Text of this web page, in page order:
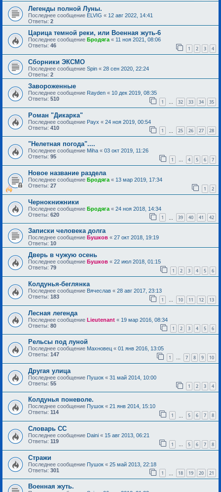
Легенды полной Луны.
Последнее сообщение ELVIG « 12 авг 2022, 14:41
Ответы: 2
Царица темной реки, или Военная жуть-6
Последнее сообщение Бродяга « 11 ноя 2021, 08:06
Ответы: 46 1 2 3 4
Сборники ЭКСМО
Последнее сообщение Spin « 28 сен 2020, 22:24
Ответы: 2
Завороженные
Последнее сообщение Rayden « 10 дек 2019, 08:35
Ответы: 510 1 … 32 33 34 35
Роман "Дикарка"
Последнее сообщение Раух « 24 ноя 2019, 00:54
Ответы: 410 1 25 26 27 28
"Нелетная погода"....
Последнее сообщение Miha « 03 окт 2019, 11:26
Ответы: 95 1 … 4 5 6 7
Новое название раздела
Последнее сообщение Бродяга « 13 мар 2019, 17:34
Ответы: 27 1 2
Чернокнижники
Последнее сообщение Бродяга « 24 ноя 2018, 14:34
Ответы: 620 1 39 40 41 42
Записки человека долга
Последнее сообщение Бушков « 27 окт 2018, 19:19
Ответы: 10
Дверь в чужую осень
Последнее сообщение Бушков « 22 июл 2018, 01:15
Ответы: 79 1 2 3 4 5 6
Колдунья-беглянка
Последнее сообщение Вячеслав « 28 авг 2017, 23:13
Ответы: 183 1 10 11 12 13
Лесная легенда
Последнее сообщение Lieutenant « 19 мар 2016, 08:34
Ответы: 80 1 2 3 4 5 6
Рельсы под луной
Последнее сообщение Махновец « 01 янв 2016, 13:05
Ответы: 147 1 … 7 8 9 10
Другая улица
Последнее сообщение Пушок « 31 май 2014, 10:00
Ответы: 55 1 2 3 4
Колдунья поневоле.
Последнее сообщение Пушок « 21 янв 2014, 15:10
Ответы: 114 1 5 6 7 8
Словарь СС
Последнее сообщение Daini « 15 авг 2013, 06:21
Ответы: 119 1 … 5 6 7 8
Стражи
Последнее сообщение Пушок « 25 май 2013, 22:18
Ответы: 301 1 18 19 20 21
Военная жуть.